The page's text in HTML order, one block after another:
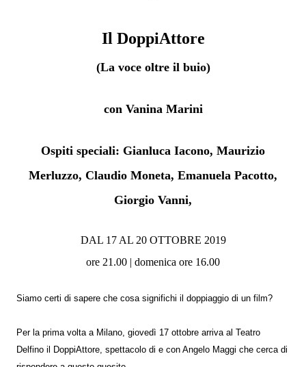
Il DoppiAttore
(La voce oltre il buio)
con Vanina Marini
Ospiti speciali: Gianluca Iacono, Maurizio
Merluzzo, Claudio Moneta, Emanuela Pacotto,
Giorgio Vanni,
DAL 17 AL 20 OTTOBRE 2019
ore 21.00 | domenica ore 16.00
Siamo certi di sapere che cosa significhi il doppiaggio di un film?
Per la prima volta a Milano, giovedì 17 ottobre arriva al Teatro
Delfino il DoppiAttore, spettacolo di e con Angelo Maggi che cerca di